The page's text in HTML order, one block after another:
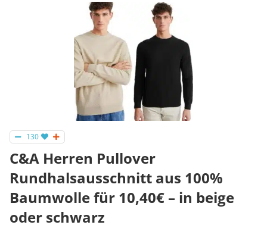
130
C&A Herren Pullover
Rundhalsausschnitt aus 100%
Baumwolle für 10,40€ – in beige
oder schwarz